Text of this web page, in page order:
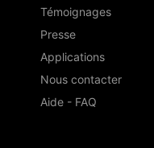
Témoignages
Presse
Applications
Nous contacter
Aide - FAQ